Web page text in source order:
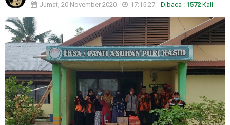
Jumat, 20 November 2020 17:15:27 Dibaca : 1572 Kali